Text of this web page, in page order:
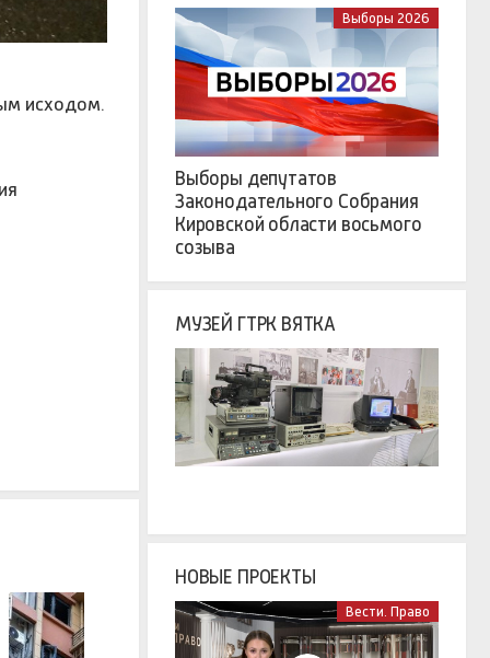
исходом.
Выборы 2026
Выборы депутатов
Законодательного Собрания
Кировской области восьмого
созыва
МУЗЕЙ ГТРК ВЯТКА
НОВЫЕ ПРОЕКТЫ
Вести. Право